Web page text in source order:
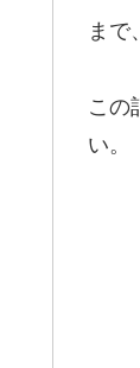
まで
この
い。